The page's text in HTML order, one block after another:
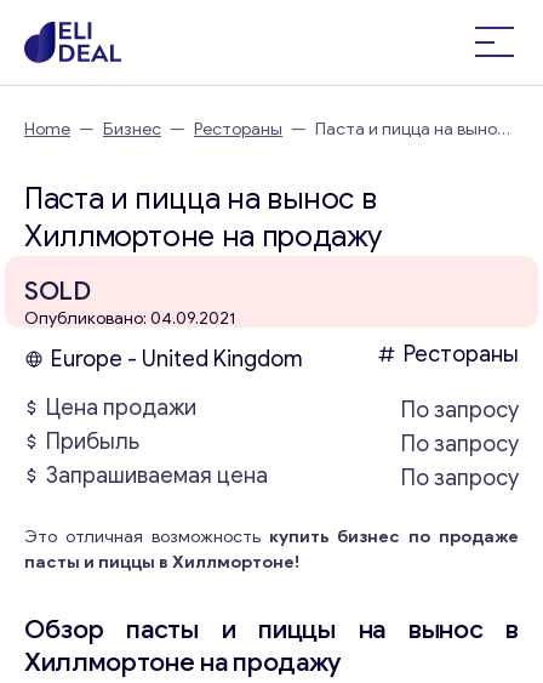
Home — Бизнес — Рестораны — Паста и пицца на вынос в
Паста и пицца на вынос в
Хиллмортоне на продажу
SOLD
Опубликовано: 04.09.2021
Europe - United Kingdom
Рестораны
Цена продажи
По запросу
Прибыль
По запросу
Запрашиваемая цена
По запросу
Это отличная возможность купить бизнес по продаже
пасты и пиццы в Хиллмортоне!
Обзор пасты и пиццы на вынос в
Хиллмортоне на продажу